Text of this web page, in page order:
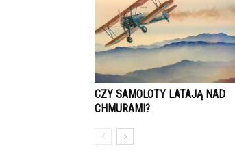
CZY SAMOLOTY LATAJĄ NAD
CHMURAMI?